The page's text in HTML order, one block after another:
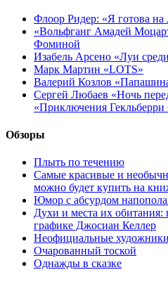
Флоор Ридер: «Я готова на
«Вольфганг Амадей
Фоминой
Изабель Арсено «Луи
Марк Мартин «LOTS»
Валерий Козлов
Сергей Любаев «Ночь
«Приключения
Обзоры
Плыть по течению
Самые красивые и
можно будет купить на
Юмор с абсурдом
Духи и места их обитания:
графике Джосиан Келлер
Неофициальные
Очарованный тоской
Однажды в сказке